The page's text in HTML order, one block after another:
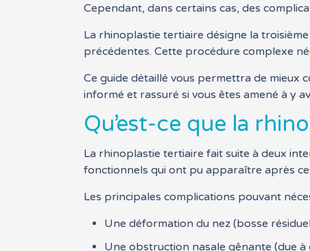
Cependant, dans certains cas, des
La rhinoplastie tertiaire désigne la
précédentes. Cette procédure complexe
Ce guide détaillé vous permettra de mieux
informé et rassuré si vous êtes amené à y
Qu’est-ce que la
La rhinoplastie tertiaire fait suite à deux
fonctionnels qui ont pu apparaître après
Les principales complications pouvant
Une déformation du nez (bosse
Une obstruction nasale gênante (due à